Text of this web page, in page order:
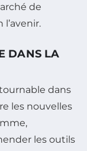
de
DANS LA
dans
les nouvelles
les outils